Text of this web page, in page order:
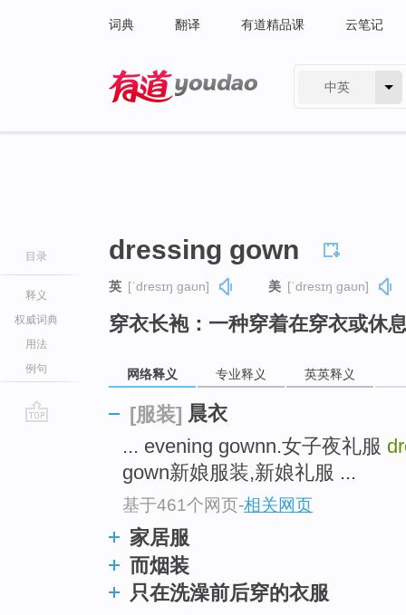
词典 翻译 有道精品课 云笔记
中英
目录
释义
权威词典
用法
例句
dressing gown
英 [ˈdresɪŋ ɡaʊn] 美 [ˈdresɪŋ ɡaʊn]
穿衣长袍：一种穿着在穿衣或休
网络释义 专业释义 英英释义
[服装] 晨衣
... evening gownn.女子夜礼服
gown新娘服装,新娘礼服 ...
基于461个网页-相关网页
家居服
而烟装
只在洗澡前后穿的衣服